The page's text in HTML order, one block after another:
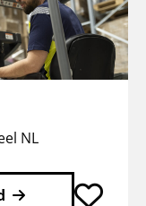
NL